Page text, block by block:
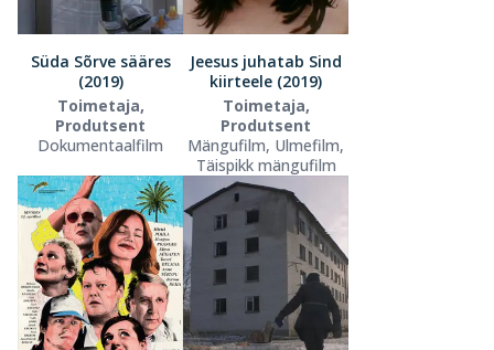
Süda Sõrve sääres
(2019)
Toimetaja,
Produtsent
Dokumentaalfilm
Jeesus juhatab Sind
kiirteele (2019)
Toimetaja,
Produtsent
Mängufilm, Ulmefilm,
Täispikk mängufilm